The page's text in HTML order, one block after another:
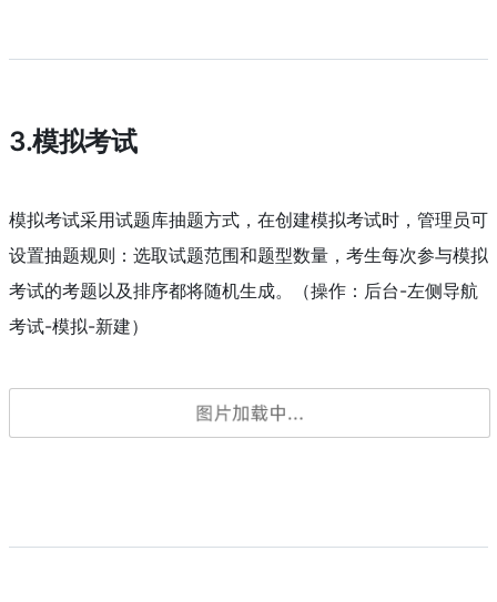
3.模拟考试
模拟考试采用试题库抽题方式，在创建模拟考试时，管理员可
设置抽题规则：选取试题范围和题型数量，考生每次参与模拟
考试的考题以及排序都将随机生成。（操作：后台-左侧导航
考试-模拟-新建）